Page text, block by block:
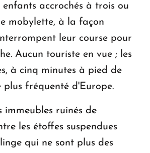
enfants accrochés à trois ou
mobylette, à la façon
leur course pour
Aucun touriste en vue ; les
à cinq minutes à pied de
plus fréquenté d'Europe.
immeubles ruinés de
les étoffes suspendues
qui ne sont plus des